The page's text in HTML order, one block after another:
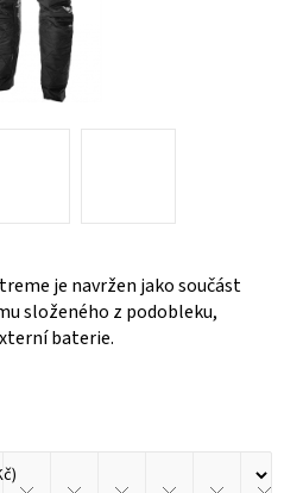
je navržen jako součást
složeného z podobleku,
baterie.